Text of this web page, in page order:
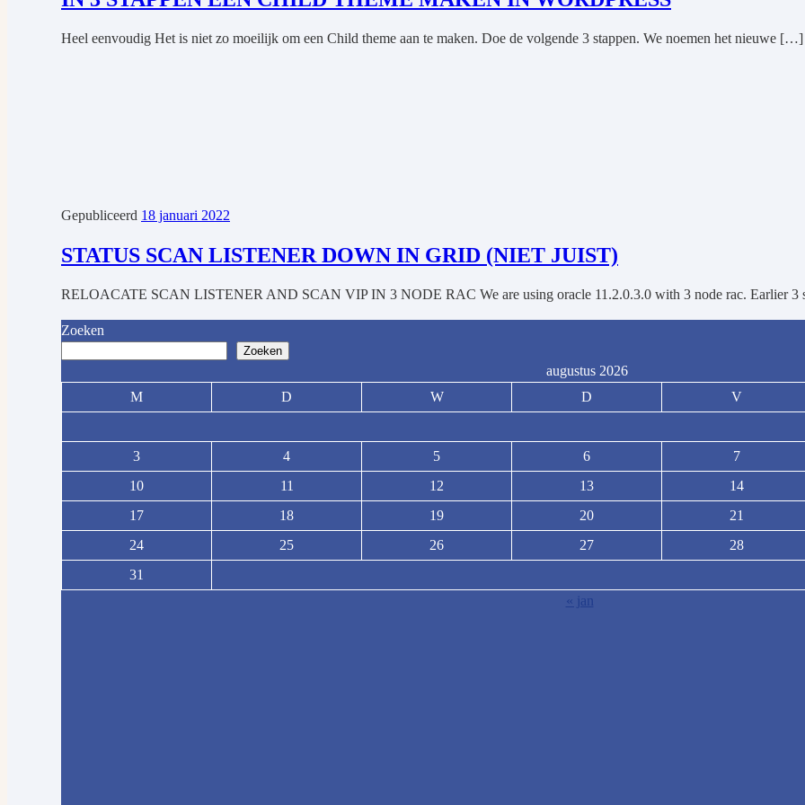
Heel eenvoudig Het is niet zo moeilijk om een Child theme aan te maken. Doe de volgende 3 stappen. We noemen het nieuwe […]
Gepubliceerd 18 januari 2022
STATUS SCAN LISTENER DOWN IN GRID (NIET JUIST)
RELOACATE SCAN LISTENER AND SCAN VIP IN 3 NODE RAC We are using oracle 11.2.0.3.0 with 3 node rac. Earlier
Zoeken
Zoeken
augustus 2026
M
D W D V
3
4 5 6 7
10
11 12 13 14
17
18 19 20 21
24
25 26 27 28
31
« jan